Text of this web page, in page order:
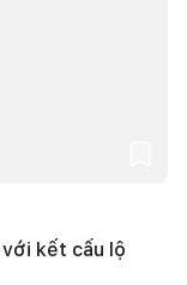
với kết cấu lộ